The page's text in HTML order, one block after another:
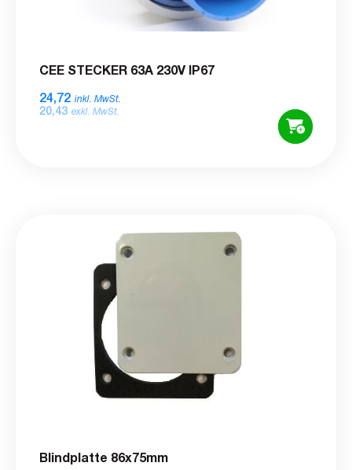
CEE STECKER 63A 230V IP67
24,72 inkl. MwSt.
20,43 exkl. MwSt.
Blindplatte 86x75mm